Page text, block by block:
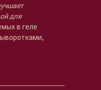
для
в геле